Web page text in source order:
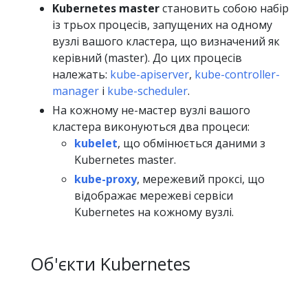
Kubernetes masterстановить собою набір
із трьох процесів, запущених на одному
вузлі вашого кластера, що визначений як
керівний (master). До цих процесів
належать: kube-apiserver, kube-controller-
manager і kube-scheduler.
На кожному не-мастер вузлі вашого
кластера виконуються два процеси:
kubelet, що обмінюється даними з
Kubernetes master.
kube-proxy, мережевий проксі, що
відображає мережеві сервіси
Kubernetes на кожному вузлі.
Об'єкти Kubernetes